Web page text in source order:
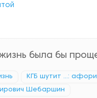
была бы
КГБ шутит ...:
Шебаршин